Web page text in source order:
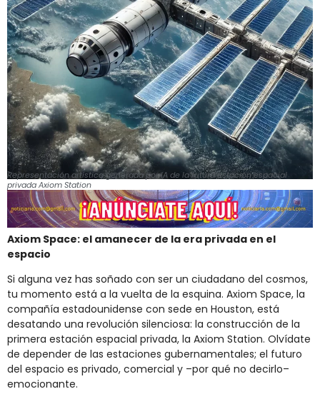
Representación artística generada por IA de la futura estación espacial
privada Axiom Station
Axiom Space: el amanecer de la era privada en el
espacio
Si alguna vez has soñado con ser un ciudadano del cosmos,
tu momento está a la vuelta de la esquina. Axiom Space, la
compañía estadounidense con sede en Houston, está
desatando una revolución silenciosa: la construcción de la
primera estación espacial privada, la Axiom Station. Olvídate
de depender de las estaciones gubernamentales; el futuro
del espacio es privado, comercial y –por qué no decirlo–
emocionante.